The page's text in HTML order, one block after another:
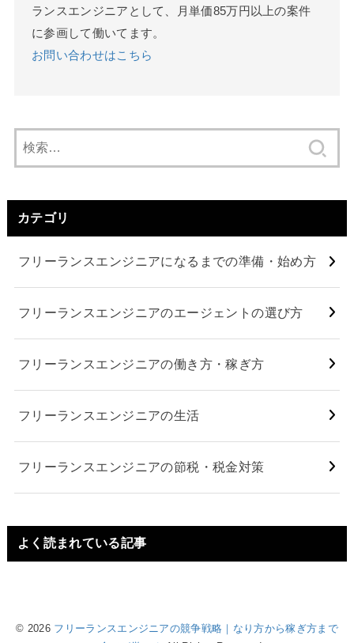
ランスエンジニアとして、月単価85万円以上の案件
に参画して働いてます。
お問い合わせはこちら
索:
カテゴリ
フリーランスエンジニアになるまでの準備・始め方
フリーランスエンジニアのエージェントの選び方
フリーランスエンジニアの働き方・稼ぎ方
フリーランスエンジニアの生活
フリーランスエンジニアの節税・税金対策
よく読まれている記事
© 2026 フリーランスエンジニアの競争戦略｜なり方から稼ぎ方まで